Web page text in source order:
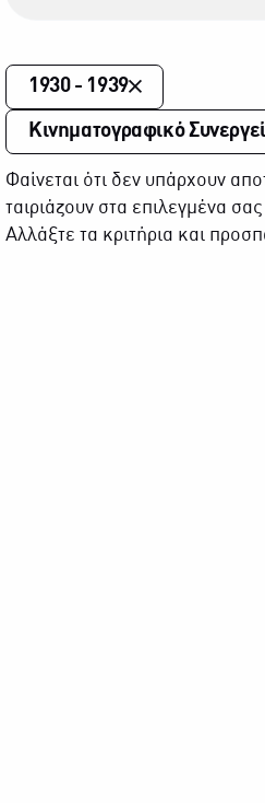
1930 - 1939
Κινηματογραφικό
Φαίνεται ότι δεν υπάρχουν
ταιριάζουν στα επιλεγμένα σας
Αλλάξτε τα κριτήρια και